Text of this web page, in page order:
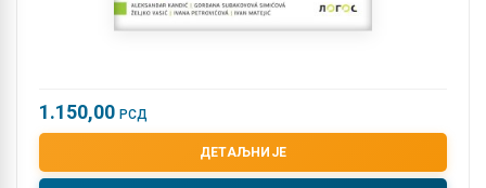
1.150,00 РСД
ДЕТАЉНИЈЕ